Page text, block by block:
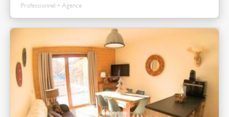
Professionnel • Agence